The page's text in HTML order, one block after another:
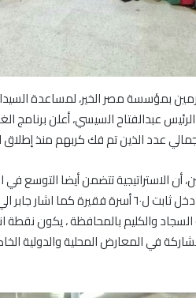
بمؤسسة مصر الخير، لمساعدة
أن الاستراتيجية تتضمن أيضا التوسع
جديد الكليم في أطفيح يوفر ٦٠ فرصة عمل، توفر دخل ثابت
والكليم بالمحافظة ، يكون نقطة
في المعارض المحلية والدولية